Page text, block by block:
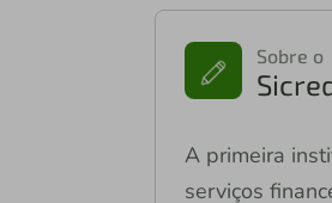
Sobre o
A primeira
serviços